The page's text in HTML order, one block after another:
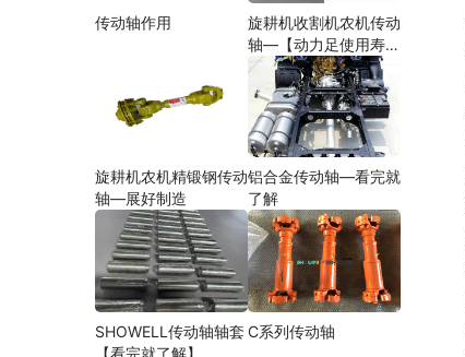
传动轴作用
旋耕机收割机农机传动
轴—【动力足使用寿命
久】
旋耕机农机精锻钢传动
轴—展好制造
铝合金传动轴—看完就
了解
SHOWELL传动轴轴套
【看完就了解】
C系列传动轴